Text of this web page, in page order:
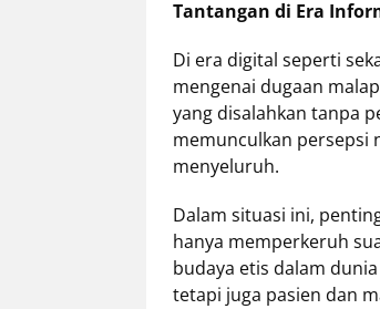
Tantangan di Era
Di era digital seperti
mengenai dugaan
yang disalahkan tanpa
memunculkan persepsi
menyeluruh.
Dalam situasi ini,
hanya memperkeruh
budaya etis dalam
tetapi juga pasien dan